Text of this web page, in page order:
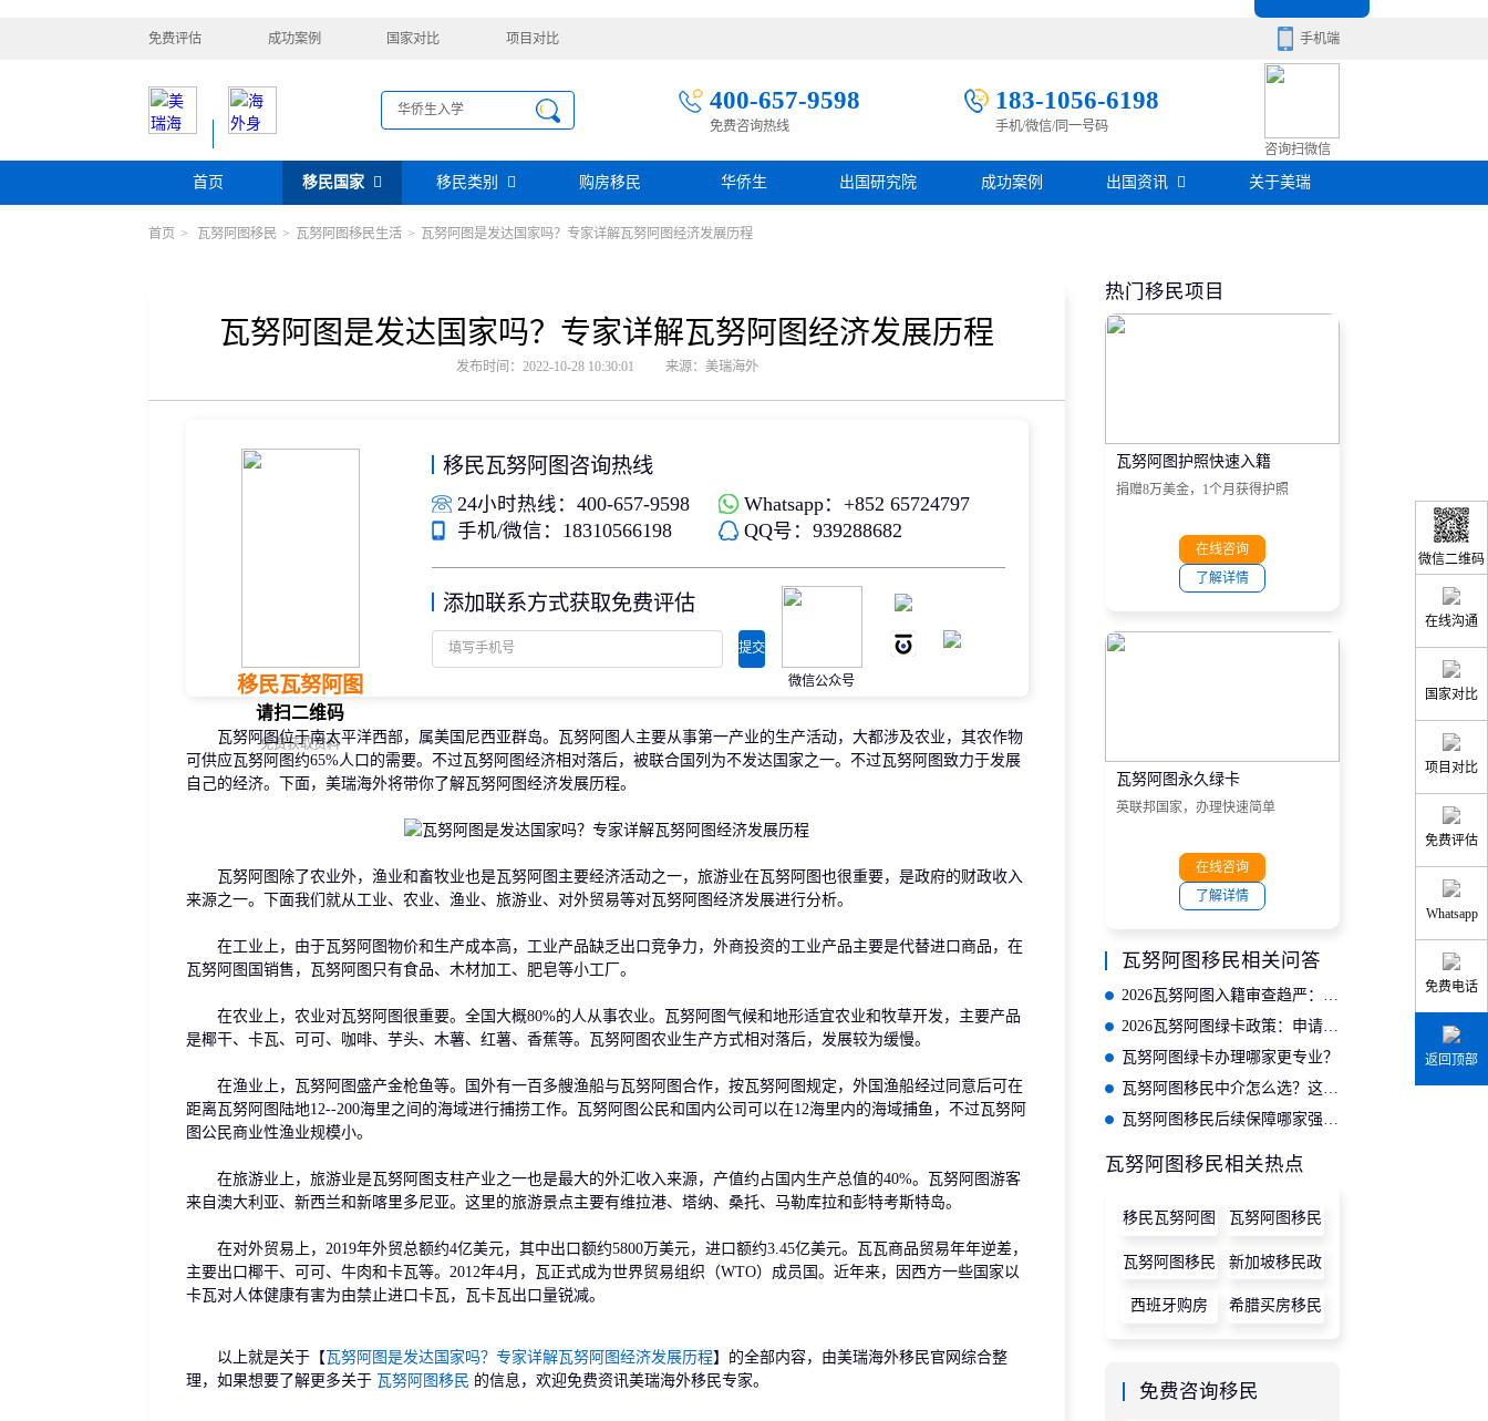
免费评估 成功案例 国家对比 项目对比 手机端
400-657-9598
免费咨询热线
183-1056-6198
手机/微信/同一号码
咨询扫微信
首页 移民国家
瑞典 芬兰 希腊 土耳其 西班牙
葡萄牙
黑山
塞浦路斯
瓦努阿图 斐济
移民类别
购房移民
希腊购房移民
圣基茨投资购房护照
投资移民
新西兰投资移民
美国EB-5投资移民
塞浦路斯购房移民
护照移民
土耳其存款护照
瑙鲁投资入籍计划
格鲁吉亚护照
创业移民
日本经营·管理签证
新加坡创业自雇EP
芬兰创业自雇移民
格林纳达捐款护照
安提瓜捐赠护照
圣卢西亚捐赠护照
雇主担保
瑞典雇主担保移民
爱尔兰高管居留计划
土耳其存款护照
斐济存款退休移民
杰出人才
香港优才计划
澳洲186、187雇主担保移民
购房移民 华侨生 出国研究院 成功案例 出国资讯
房产知识
移民问答
关于美瑞
首页 > 瓦努阿图移民 > 瓦努阿图移民生活 > 瓦努阿图是发达国家吗？专家详解瓦努阿图经济发展历程
瓦努阿图是发达国家吗？专家详解瓦努阿图经济发展历程
发布时间：2022-10-28 10:30:01 来源：美瑞海外
移民瓦努阿图
请扫二维码
免费获取资料
移民瓦努阿图咨询热线
24小时热线：400-657-9598
Whatsapp：+852 65724797
手机/微信：18310566198
QQ号：939288682
添加联系方式获取免费评估
提交
微信公众号
瓦努阿图位于南太平洋西部，属美国尼西亚群岛。瓦努阿图人主要从事第一产业的生产活动，大都涉及农业，其农作物
可供应瓦努阿图约65%人口的需要。不过瓦努阿图经济相对落后，被联合国列为不发达国家之一。不过瓦努阿图致力于发展
自己的经济。下面，美瑞海外将带你了解瓦努阿图经济发展历程。
瓦努阿图除了农业外，渔业和畜牧业也是瓦努阿图主要经济活动之一，旅游业在瓦努阿图也很重要，是政府的财政收入
来源之一。下面我们就从工业、农业、渔业、旅游业、对外贸易等对瓦努阿图经济发展进行分析。
在工业上，由于瓦努阿图物价和生产成本高，工业产品缺乏出口竞争力，外商投资的工业产品主要是代替进口商品，在
瓦努阿图国销售，瓦努阿图只有食品、木材加工、肥皂等小工厂。
在农业上，农业对瓦努阿图很重要。全国大概80%的人从事农业。瓦努阿图气候和地形适宜农业和牧草开发，主要产品
是椰干、卡瓦、可可、咖啡、芋头、木薯、红薯、香蕉等。瓦努阿图农业生产方式相对落后，发展较为缓慢。
在渔业上，瓦努阿图盛产金枪鱼等。国外有一百多艘渔船与瓦努阿图合作，按瓦努阿图规定，外国渔船经过同意后可在
距离瓦努阿图陆地12--200海里之间的海域进行捕捞工作。瓦努阿图公民和国内公司可以在12海里内的海域捕鱼，不过瓦努阿
图公民商业性渔业规模小。
在旅游业上，旅游业是瓦努阿图支柱产业之一也是最大的外汇收入来源，产值约占国内生产总值的40%。瓦努阿图游客
来自澳大利亚、新西兰和新喀里多尼亚。这里的旅游景点主要有维拉港、塔纳、桑托、马勒库拉和彭特考斯特岛。
在对外贸易上，2019年外贸总额约4亿美元，其中出口额约5800万美元，进口额约3.45亿美元。瓦瓦商品贸易年年逆差，
主要出口椰干、可可、牛肉和卡瓦等。2012年4月，瓦正式成为世界贸易组织（WTO）成员国。近年来，因西方一些国家以
卡瓦对人体健康有害为由禁止进口卡瓦，瓦卡瓦出口量锐减。
以上就是关于【 瓦努阿图是发达国家吗？专家详解瓦努阿图经济发展历程】的全部内容，由美瑞海外移民官网综合整
理，如果想要了解更多关于 瓦努阿图移民 的信息，欢迎免费资讯美瑞海外移民专家。
热门移民项目
瓦努阿图护照快速入籍
捐赠8万美金，1个月获得护照
在线咨询
了解详情
瓦努阿图永久绿卡
英联邦国家，办理快速简单
在线咨询
了解详情
瓦努阿图移民相关问答
2026瓦努阿图绿卡政策：申请门槛有哪些新变化？
瓦努阿图绿卡办理哪家更专业？
瓦努阿图移民中介怎么选？这5个标准要记牢
瓦努阿图移民相关热点
移民瓦努阿图 瓦努阿图移民
条件
瓦努阿图移民 新加坡移民政
策
西班牙购房 希腊买房移民
免费咨询移民
微信二维码
在线沟通
国家对比
项目对比
免费评估
Whatsapp
免费电话
返回顶部